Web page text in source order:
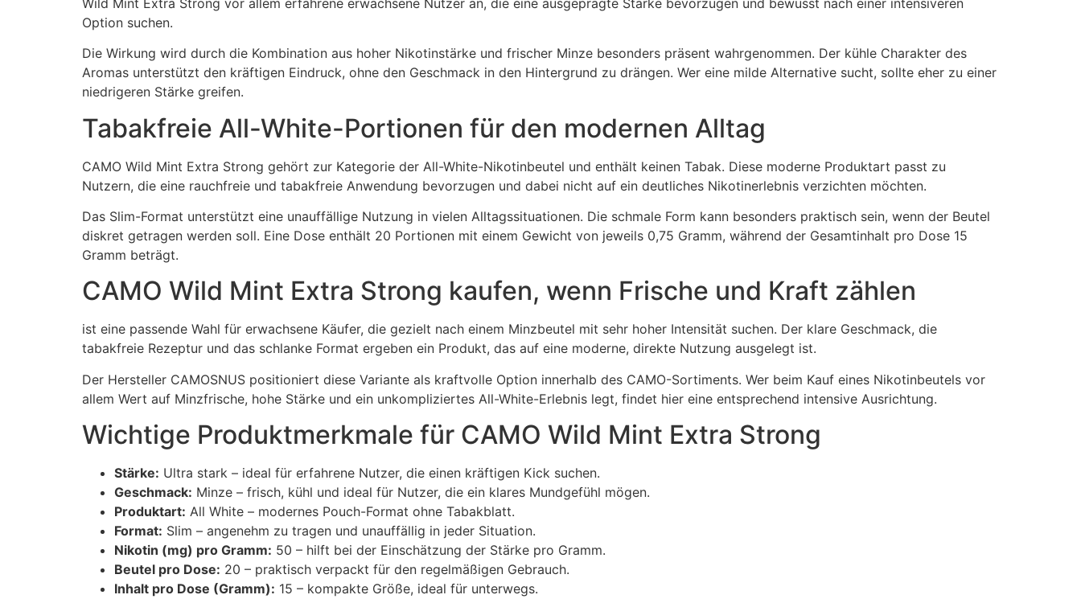
Option suchen.
Die Wirkung wird durch die Kombination aus hoher Nikotinstärke und frischer Minze besonders präsent wahrgenommen. Der kühle Charakter des
Aromas unterstützt den kräftigen Eindruck, ohne den Geschmack in den Hintergrund zu drängen. Wer eine milde Alternative sucht, sollte eher zu einer
niedrigeren Stärke greifen.
Tabakfreie All-White-Portionen für den modernen Alltag
CAMO Wild Mint Extra Strong gehört zur Kategorie der All-White-Nikotinbeutel und enthält keinen Tabak. Diese moderne Produktart passt zu
Nutzern, die eine rauchfreie und tabakfreie Anwendung bevorzugen und dabei nicht auf ein deutliches Nikotinerlebnis verzichten möchten.
Das Slim-Format unterstützt eine unauffällige Nutzung in vielen Alltagssituationen. Die schmale Form kann besonders praktisch sein, wenn der Beutel
diskret getragen werden soll. Eine Dose enthält 20 Portionen mit einem Gewicht von jeweils 0,75 Gramm, während der Gesamtinhalt pro Dose 15
Gramm beträgt.
CAMO Wild Mint Extra Strong kaufen, wenn Frische und Kraft zählen
ist eine passende Wahl für erwachsene Käufer, die gezielt nach einem Minzbeutel mit sehr hoher Intensität suchen. Der klare Geschmack, die
tabakfreie Rezeptur und das schlanke Format ergeben ein Produkt, das auf eine moderne, direkte Nutzung ausgelegt ist.
Der Hersteller CAMOSNUS positioniert diese Variante als kraftvolle Option innerhalb des CAMO-Sortiments. Wer beim Kauf eines Nikotinbeutels vor
allem Wert auf Minzfrische, hohe Stärke und ein unkompliziertes All-White-Erlebnis legt, findet hier eine entsprechend intensive Ausrichtung.
Wichtige Produktmerkmale für CAMO Wild Mint Extra Strong
Stärke: Ultra stark – ideal für erfahrene Nutzer, die einen kräftigen Kick suchen.
Geschmack: Minze – frisch, kühl und ideal für Nutzer, die ein klares Mundgefühl mögen.
Produktart: All White – modernes Pouch-Format ohne Tabakblatt.
Format: Slim – angenehm zu tragen und unauffällig in jeder Situation.
Nikotin (mg) pro Gramm: 50 – hilft bei der Einschätzung der Stärke pro Gramm.
Beutel pro Dose: 20 – praktisch verpackt für den regelmäßigen Gebrauch.
Inhalt pro Dose (Gramm): 15 – kompakte Größe, ideal für unterwegs.